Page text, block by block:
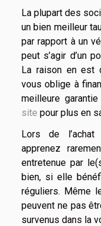
La plupart des
un bien meilleur
par rapport à un
peut s’agir d’un
La raison en est
vous oblige à
meilleure garantie
site pour plus en
Lors de l’achat
apprenez
entretenue par
bien, si elle
réguliers. Même
peuvent ne pas
survenus dans la